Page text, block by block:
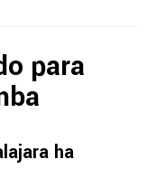
para
ha